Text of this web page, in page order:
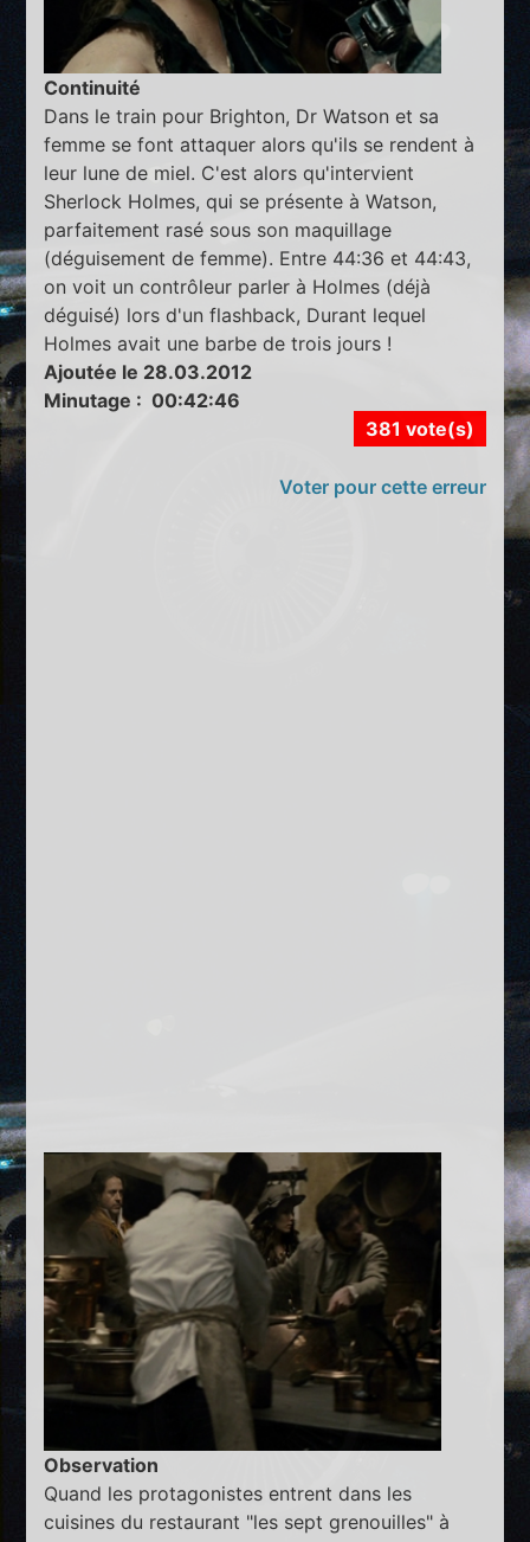
Continuité
Dans le train pour Brighton, Dr Watson et sa
femme se font attaquer alors qu'ils se rendent à
leur lune de miel. C'est alors qu'intervient
Sherlock Holmes, qui se présente à Watson,
parfaitement rasé sous son maquillage
(déguisement de femme). Entre 44:36 et 44:43,
on voit un contrôleur parler à Holmes (déjà
déguisé) lors d'un flashback, Durant lequel
Holmes avait une barbe de trois jours !
Ajoutée le 28.03.2012
Minutage : 00:42:46
381 vote(s)
Voter pour cette erreur
Observation
Quand les protagonistes entrent dans les
cuisines du restaurant "les sept grenouilles" à